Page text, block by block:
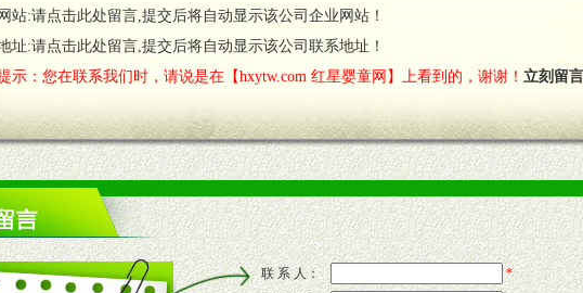
问题或消费者意见反馈，我们予以及时受理记录并合理妥善解决。
情况，帮您诊断、分析市场，及时收编销售效果显着的案例，与您共商启动市场。
）
。
资金实力。
端网点和销售渠道。
力覆盖区域的流通渠道，孕婴童渠道，医药渠道并为之提供配送服务。
意识，投入意识和配合意识。
站:请点击此处留言,提交后将自动显示该公司企业网站！
址:请点击此处留言,提交后将自动显示该公司联系地址！
示：您在联系我们时，请说是在【hxytw.com 红星婴童网】上看到的，谢谢！ 立刻留言
联 系 人：
*